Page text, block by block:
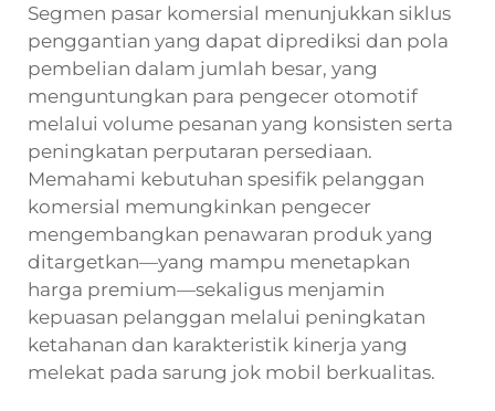
Segmen pasar komersial menunjukkan siklus
penggantian yang dapat diprediksi dan pola
pembelian dalam jumlah besar, yang
menguntungkan para pengecer otomotif
melalui volume pesanan yang konsisten serta
peningkatan perputaran persediaan.
Memahami kebutuhan spesifik pelanggan
komersial memungkinkan pengecer
mengembangkan penawaran produk yang
ditargetkan—yang mampu menetapkan
harga premium—sekaligus menjamin
kepuasan pelanggan melalui peningkatan
ketahanan dan karakteristik kinerja yang
melekat pada sarung jok mobil berkualitas.